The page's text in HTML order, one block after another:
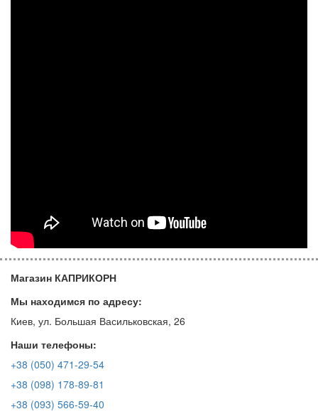
Магазин КАПРИКОРН
Мы находимся по адресу:
Киев, ул. Большая Васильковская, 26
Наши телефоны:
+38 (050) 471-29-54
+38 (098) 178-89-81
+38 (093) 566-59-40